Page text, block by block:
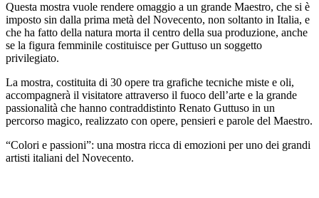
Questa mostra vuole rendere omaggio a un grande Maestro, che si è
imposto sin dalla prima metà del Novecento, non soltanto in Italia, e
che ha fatto della natura morta il centro della sua produzione, anche
se la figura femminile costituisce per Guttuso un soggetto
privilegiato.
La mostra, costituita di 30 opere tra grafiche tecniche miste e oli,
accompagnerà il visitatore attraverso il fuoco dell’arte e la grande
passionalità che hanno contraddistinto Renato Guttuso in un
percorso magico, realizzato con opere, pensieri e parole del Maestro.
“Colori e passioni”: una mostra ricca di emozioni per uno dei grandi
artisti italiani del Novecento.